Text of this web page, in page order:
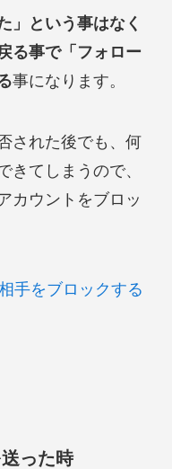
」という事はなく
る事で「フォロー
事になります。
された後でも、何
きてしまうので、
カウントをブロッ
手をブロックする
った時